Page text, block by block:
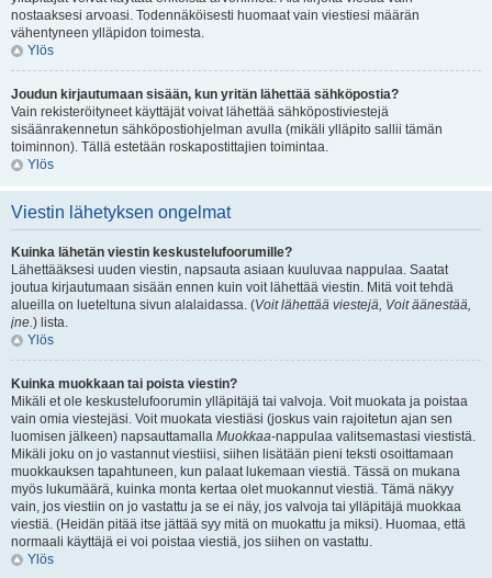
nostaaksesi arvoasi. Todennäköisesti huomaat vain viestiesi määrän
vähentyneen ylläpidon toimesta.
Ylös
Joudun kirjautumaan sisään, kun yritän lähettää sähköpostia?
Vain rekisteröityneet käyttäjät voivat lähettää sähköpostiviestejä
sisäänrakennetun sähköpostiohjelman avulla (mikäli ylläpito sallii tämän
toiminnon). Tällä estetään roskapostittajien toimintaa.
Ylös
Viestin lähetyksen ongelmat
Kuinka lähetän viestin keskustelufoorumille?
Lähettääksesi uuden viestin, napsauta asiaan kuuluvaa nappulaa. Saatat
joutua kirjautumaan sisään ennen kuin voit lähettää viestin. Mitä voit tehdä
alueilla on lueteltuna sivun alalaidassa. (Voit lähettää viestejä, Voit äänestää,
jne.) lista.
Ylös
Kuinka muokkaan tai poista viestin?
Mikäli et ole keskustelufoorumin ylläpitäjä tai valvoja. Voit muokata ja poistaa
vain omia viestejäsi. Voit muokata viestiäsi (joskus vain rajoitetun ajan sen
luomisen jälkeen) napsauttamalla Muokkaa-nappulaa valitsemastasi viestistä.
Mikäli joku on jo vastannut viestiisi, siihen lisätään pieni teksti osoittamaan
muokkauksen tapahtuneen, kun palaat lukemaan viestiä. Tässä on mukana
myös lukumäärä, kuinka monta kertaa olet muokannut viestiä. Tämä näkyy
vain, jos viestiin on jo vastattu ja se ei näy, jos valvoja tai ylläpitäjä muokkaa
viestiä. (Heidän pitää itse jättää syy mitä on muokattu ja miksi). Huomaa, että
normaali käyttäjä ei voi poistaa viestiä, jos siihen on vastattu.
Ylös